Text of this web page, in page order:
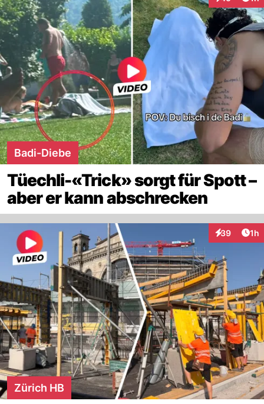
Interaktionen
Badi-Diebe
Tüechli-«Trick» sorgt für Spott –
aber er kann abschrecken
39
Interaktionen
1h
Zürich HB